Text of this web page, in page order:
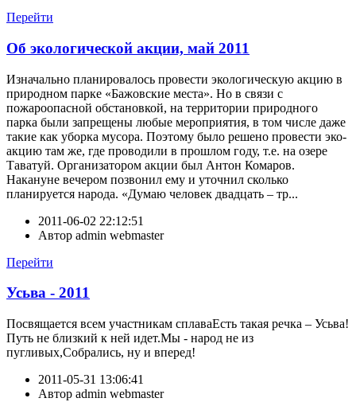
Перейти
Об экологической акции, май 2011
Изначально планировалось провести экологическую акцию в
природном парке «Бажовские места». Но в связи с
пожароопасной обстановкой, на территории природного
парка были запрещены любые мероприятия, в том числе даже
такие как уборка мусора. Поэтому было решено провести эко-
акцию там же, где проводили в прошлом году, т.е. на озере
Таватуй. Организатором акции был Антон Комаров.
Накануне вечером позвонил ему и уточнил сколько
планируется народа. «Думаю человек двадцать – тр...
2011-06-02 22:12:51
Автор admin webmaster
Перейти
Усьва - 2011
Посвящается всем участникам сплаваЕсть такая речка – Усьва!
Путь не близкий к ней идет.Мы - народ не из
пугливых,Собрались, ну и вперед!
2011-05-31 13:06:41
Автор admin webmaster